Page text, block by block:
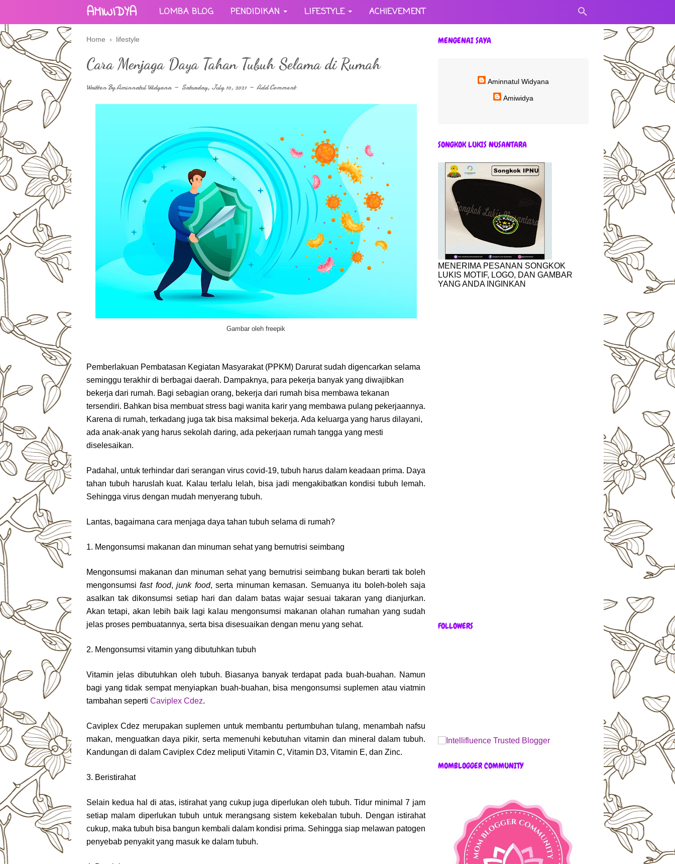
AMIWIDYA LOMBA BLOG PENDIDIKAN LIFESTYLE ACHIEVEMENT
Home › lifestyle
Cara Menjaga Daya Tahan Tubuh Selama di Rumah
Written ByAminnatul Widyana Saturday, July 10, 2021 Add Comment
Gambar oleh freepik
Pemberlakuan Pembatasan Kegiatan Masyarakat (PPKM) Darurat sudah digencarkan selama
seminggu terakhir di berbagai daerah. Dampaknya, para pekerja banyak yang diwajibkan
bekerja dari rumah. Bagi sebagian orang, bekerja dari rumah bisa membawa tekanan
tersendiri. Bahkan bisa membuat stress bagi wanita karir yang membawa pulang pekerjaannya.
Karena di rumah, terkadang juga tak bisa maksimal bekerja. Ada keluarga yang harus dilayani,
ada anak-anak yang harus sekolah daring, ada pekerjaan rumah tangga yang mesti
diselesaikan.
Padahal, untuk terhindar dari serangan virus covid-19, tubuh harus dalam keadaan prima. Daya
tahan tubuh haruslah kuat. Kalau terlalu lelah, bisa jadi mengakibatkan kondisi tubuh lemah.
Sehingga virus dengan mudah menyerang tubuh.
Lantas, bagaimana cara menjaga daya tahan tubuh selama di rumah?
1. Mengonsumsi makanan dan minuman sehat yang bernutrisi seimbang
Mengonsumsi makanan dan minuman sehat yang bernutrisi seimbang bukan berarti tak boleh
mengonsumsifast food,junk food, serta minuman kemasan. Semuanya itu boleh-boleh saja
asalkan tak dikonsumsi setiap hari dan dalam batas wajar sesuai takaran yang dianjurkan.
Akan tetapi, akan lebih baik lagi kalau mengonsumsi makanan olahan rumahan yang sudah
jelas proses pembuatannya, serta bisa disesuaikan dengan menu yang sehat.
2. Mengonsumsi vitamin yang dibutuhkan tubuh
Vitamin jelas dibutuhkan oleh tubuh. Biasanya banyak terdapat pada buah-buahan. Namun
bagi yang tidak sempat menyiapkan buah-buahan, bisa mengonsumsi suplemen atau viatmin
tambahan seperti Caviplex Cdez.
Caviplex Cdez merupakan suplemen untuk membantu pertumbuhan tulang, menambah nafsu
makan, menguatkan daya pikir, serta memenuhi kebutuhan vitamin dan mineral dalam tubuh.
Kandungan di dalam Caviplex Cdez meliputi Vitamin C, Vitamin D3, Vitamin E, dan Zinc.
3. Beristirahat
Selain kedua hal di atas, istirahat yang cukup juga diperlukan oleh tubuh. Tidur minimal 7 jam
setiap malam diperlukan tubuh untuk merangsang sistem kekebalan tubuh. Dengan istirahat
cukup, maka tubuh bisa bangun kembali dalam kondisi prima. Sehingga siap melawan patogen
penyebab penyakit yang masuk ke dalam tubuh.
MENGENAI SAYA
Aminnatul Widyana
Amiwidya
SONGKOK LUKIS NUSANTARA
MENERIMA PESANAN SONGKOK
LUKIS MOTIF, LOGO, DAN GAMBAR
YANG ANDA INGINKAN
FOLLOWERS
MOMBLOGGER COMMUNITY